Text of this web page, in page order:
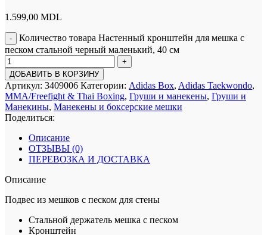
1.599,00 MDL
Количество товара Настенный кронштейн для мешка с
песком стальной черный маленький, 40 см
ДОБАВИТЬ В КОРЗИНУ
Артикул: 3409006 Категории: Adidas Box, Adidas Taekwondo,
MMA/Freefight & Thai Boxing, Груши и манекены, Груши и
Манекины, Манекены и боксерские мешки
Поделиться:
Описание
ОТЗЫВЫ (0)
ПЕРЕВОЗКА И ДОСТАВКА
Описание
Подвес из мешков с песком для стены
Стальной держатель мешка с песком
Кронштейн